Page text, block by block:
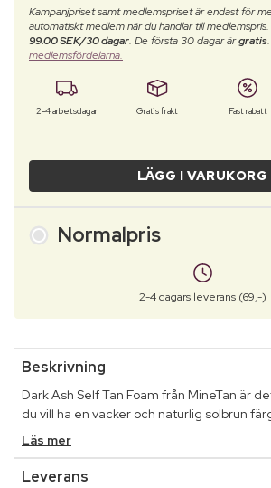
Kampanjpriset samt medlemspriset är endast för
automatiskt medlem när du handlar till
99.00 SEK/30 dagar. De första 30 dagar ärgratis.
medlemsfördelarna.
2-4 arbetsdagar Gratis frakt Fast rabatt
LÄGG I VARUKORG
Normalpris
2-4 dagars leverans (69,-)
Beskrivning
Dark Ash Self Tan Foam från MineTan är
du vill ha en vacker och naturlig solbrun
Läs mer
Leverans